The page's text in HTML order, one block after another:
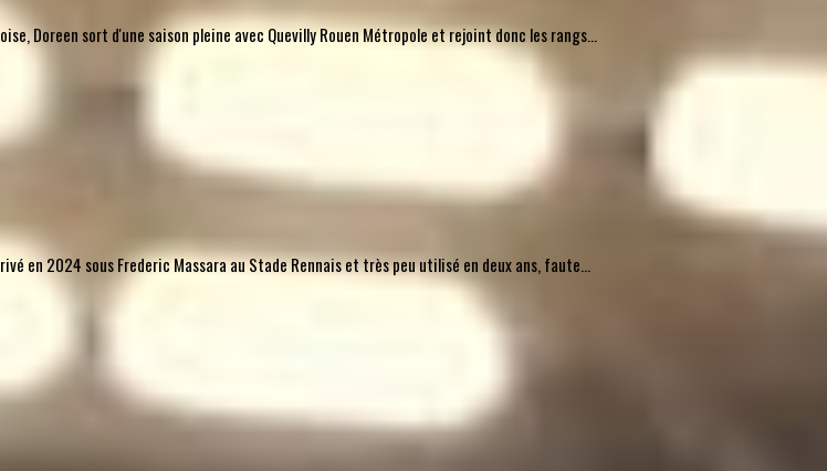
Doreen sort d'une saison pleine avec Quevilly Rouen Métropole et rejoint donc les rangs...
en 2024 sous Frederic Massara au Stade Rennais et très peu utilisé en deux ans, faute...